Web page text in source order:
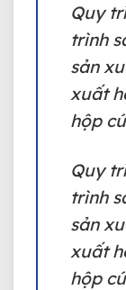
Quy
trình
sản
xuất
hộp
Quy
trình
sản
xuất
hộp